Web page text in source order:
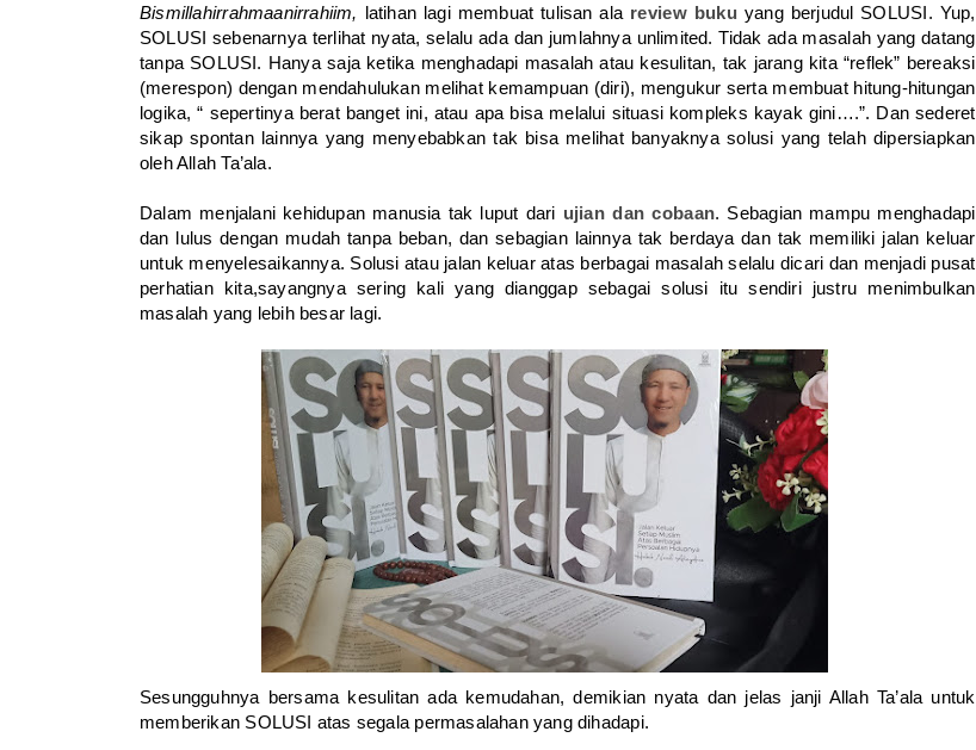
Bismillahirrahmaanirrahiim, latihan lagi membuat tulisan ala review buku yang berjudul SOLUSI. Yup,
SOLUSI sebenarnya terlihat nyata, selalu ada dan jumlahnya unlimited. Tidak ada masalah yang datang
tanpa SOLUSI. Hanya saja ketika menghadapi masalah atau kesulitan, tak jarang kita “reflek” bereaksi
(merespon) dengan mendahulukan melihat kemampuan (diri), mengukur serta membuat hitung-hitungan
logika, “ sepertinya berat banget ini, atau apa bisa melalui situasi kompleks kayak gini….”. Dan sederet
sikap spontan lainnya yang menyebabkan tak bisa melihat banyaknya solusi yang telah dipersiapkan
oleh Allah Ta’ala.
Dalam menjalani kehidupan manusia tak luput dari ujian dan cobaan. Sebagian mampu menghadapi
dan lulus dengan mudah tanpa beban, dan sebagian lainnya tak berdaya dan tak memiliki jalan keluar
untuk menyelesaikannya. Solusi atau jalan keluar atas berbagai masalah selalu dicari dan menjadi pusat
perhatian kita,sayangnya sering kali yang dianggap sebagai solusi itu sendiri justru menimbulkan
masalah yang lebih besar lagi.
Sesungguhnya bersama kesulitan ada kemudahan, demikian nyata dan jelas janji Allah Ta’ala untuk
memberikan SOLUSI atas segala permasalahan yang dihadapi.